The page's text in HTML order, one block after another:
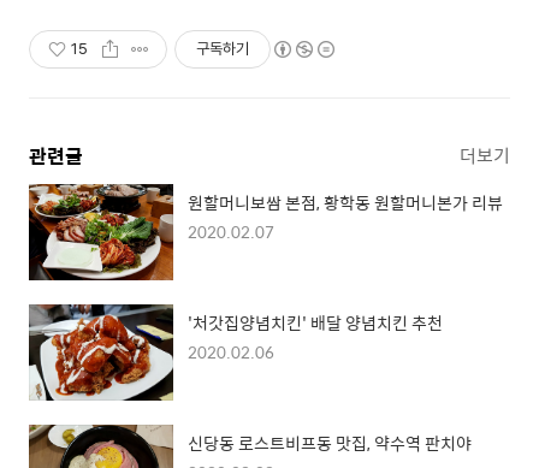
15 구독하기
관련글 더보기
원할머니보쌈 본점, 황학동 원할머니본가 리뷰
2020.02.07
'처갓집양념치킨' 배달 양념치킨 추천
2020.02.06
신당동 로스트비프동 맛집, 약수역 판치야